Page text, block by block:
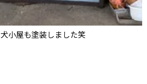
犬小屋も塗装しました笑